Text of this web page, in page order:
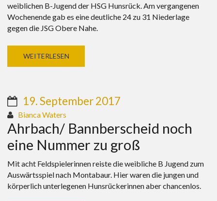
weiblichen B-Jugend der HSG Hunsrück. Am vergangenen
Wochenende gab es eine deutliche 24 zu 31 Niederlage
gegen die JSG Obere Nahe.
WEITERLESEN
19. September 2017
Bianca Waters
Ahrbach/ Bannberscheid noch
eine Nummer zu groß
Mit acht Feldspielerinnen reiste die weibliche B Jugend zum
Auswärtsspiel nach Montabaur. Hier waren die jungen und
körperlich unterlegenen Hunsrückerinnen aber chancenlos.